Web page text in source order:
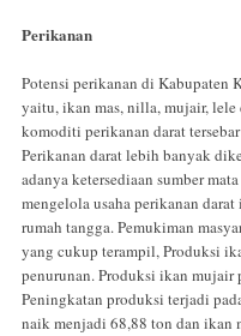
Perikanan
Potensi perikanan di Kabupaten
yaitu, ikan mas, nilla, mujair, lele
komoditi perikanan darat
Perikanan darat lebih banyak
adanya ketersediaan sumber
mengelola usaha perikanan
rumah tangga. Pemukiman
yang cukup terampil, Produksi
penurunan. Produksi ikan mujair
Peningkatan produksi terjadi
naik menjadi 68,88 ton dan ikan